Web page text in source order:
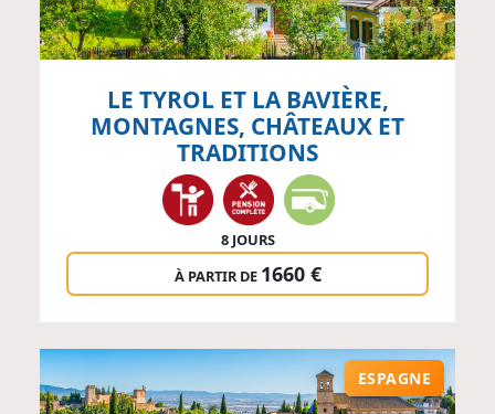
LE TYROL ET LA BAVIÈRE,
MONTAGNES, CHÂTEAUX ET
TRADITIONS
8 JOURS
À PARTIR DE 1660 €
ESPAGNE